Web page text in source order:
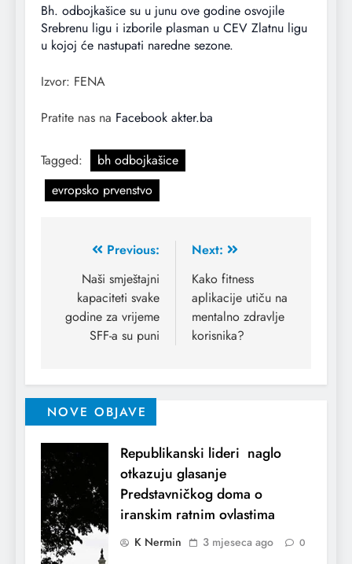
Bh. odbojkašice su u junu ove godine osvojile
Srebrenu ligu i izborile plasman u CEV Zlatnu ligu
u kojoj će nastupati naredne sezone.
Izvor: FENA
Pratite nas na Facebook akter.ba
Tagged:
bh odbojkašice
evropsko prvenstvo
Previous:
Naši smještajni
kapaciteti svake
godine za vrijeme
SFF-a su puni
Next:
Kako fitness
aplikacije utiču na
mentalno zdravlje
korisnika?
NOVE OBJAVE
Republikanski lideri naglo
otkazuju glasanje
Predstavničkog doma o
iranskim ratnim ovlastima
K Nermin 3 mjeseca ago 0